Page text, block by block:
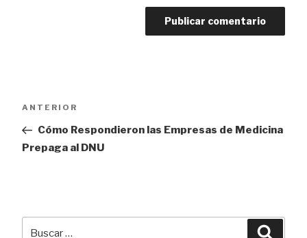
Navegación
de
entradas
Entrada
anterior
ANTERIOR
Cómo Respondieron las Empresas de Medicina
Prepaga al DNU